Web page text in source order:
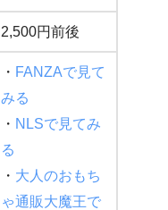
2,500円前後
・ FANZAで見て
みる
・ NLSで見てみ
る
・ 大人のおもち
ゃ通販大魔王で